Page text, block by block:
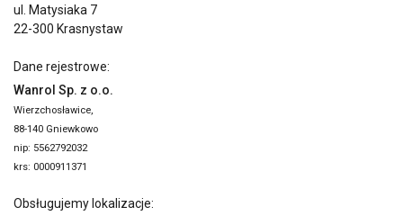
ul. Matysiaka 7
22-300 Krasnystaw
Dane rejestrowe:
Wanrol Sp. z o.o.
Wierzchosławice,
88-140 Gniewkowo
nip: 5562792032
krs: 0000911371
Obsługujemy lokalizacje: